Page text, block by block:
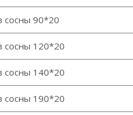
сосны 90*20
сосны 120*20
сосны 140*20
сосны 190*20